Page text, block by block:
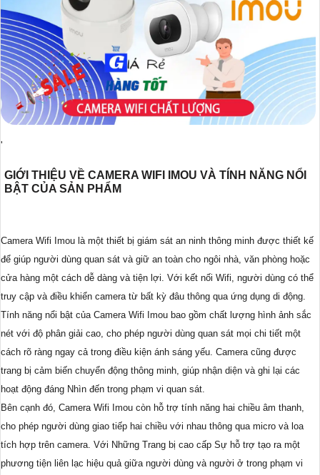
'
GIỚI THIỆU VỀ CAMERA WIFI IMOU VÀ TÍNH NĂNG NỔI
BẬT CỦA SẢN PHẨM
Camera Wifi Imou là một thiết bị giám sát an ninh thông minh được thiết kế
để giúp người dùng quan sát và giữ an toàn cho ngôi nhà, văn phòng hoặc
cửa hàng một cách dễ dàng và tiện lợi. Với kết nối Wifi, người dùng có thể
truy cập và điều khiển camera từ bất kỳ đâu thông qua ứng dụng di động.
Tính năng nổi bật của Camera Wifi Imou bao gồm chất lượng hình ảnh sắc
nét với độ phân giải cao, cho phép người dùng quan sát mọi chi tiết một
cách rõ ràng ngay cả trong điều kiện ánh sáng yếu. Camera cũng được
trang bị cảm biến chuyển động thông minh, giúp nhận diện và ghi lại các
hoạt động đáng Nhìn đến trong phạm vi quan sát.
Bên cạnh đó, Camera Wifi Imou còn hỗ trợ tính năng hai chiều âm thanh,
cho phép người dùng giao tiếp hai chiều với nhau thông qua micro và loa
tích hợp trên camera. Với Những Trang bị cao cấp Sự hỗ trợ tạo ra một
phương tiện liên lạc hiệu quả giữa người dùng và người ở trong phạm vi